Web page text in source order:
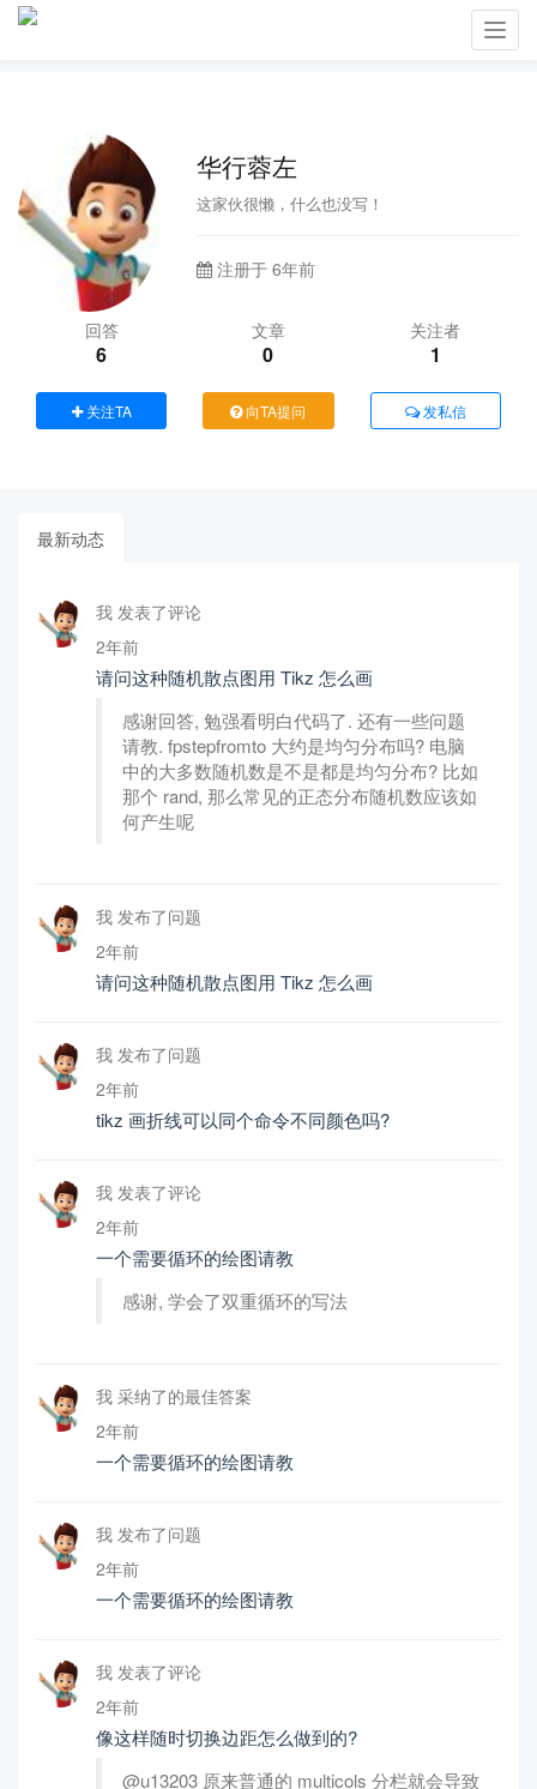
华行蓉左
这家伙很懒，什么也没写！
注册于 6年前
回答
6
文章
0
关注者
1
关注TA 向TA提问 发私信
最新动态
我 发表了评论
2年前
请问这种随机散点图用 Tikz 怎么画
感谢回答, 勉强看明白代码了. 还有一些问题
请教. fpstepfromto 大约是均匀分布吗? 电脑
中的大多数随机数是不是都是均匀分布? 比如
那个 rand, 那么常见的正态分布随机数应该如
何产生呢
我 发布了问题
2年前
请问这种随机散点图用 Tikz 怎么画
我 发布了问题
2年前
tikz 画折线可以同个命令不同颜色吗?
我 发表了评论
2年前
一个需要循环的绘图请教
感谢, 学会了双重循环的写法
我 采纳了的最佳答案
2年前
一个需要循环的绘图请教
我 发布了问题
2年前
一个需要循环的绘图请教
我 发表了评论
2年前
像这样随时切换边距怎么做到的?
@u13203 原来普通的 multicols 分栏就会导致